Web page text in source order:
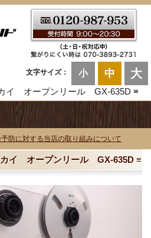
文字サイズ： 小 中 大
イ オープンリール GX-635D ≡
予防に対する当店の取り組みについて
イ オープンリール GX-635D ≡